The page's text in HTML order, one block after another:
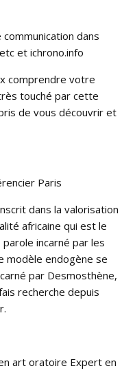
dans
et ichrono.info
comprendre votre
touché par cette
de vous découvrir et
Paris
dans la valorisation
africaine qui est le
incarné par les
modèle endogène se
par Desmosthène,
recherche depuis
art oratoire Expert en